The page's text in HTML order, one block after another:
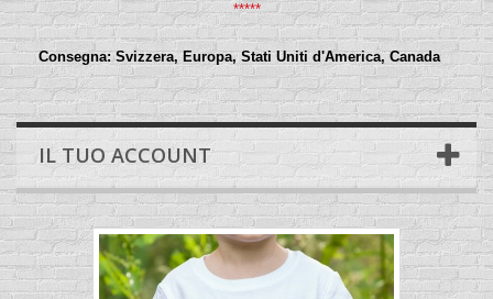
*****
Consegna:Svizzera, Europa, Stati Uniti d'America, Canada
IL TUO ACCOUNT